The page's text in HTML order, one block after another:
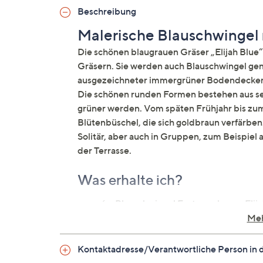
Beschreibung
Malerische
Die schönen blaugrauen Gräser „Elijah
Gräsern. Sie werden auch Blauschwingel
ausgezeichneter immergrüner
Die schönen runden Formen bestehen aus
grüner werden. Vom späten Frühjahr bis
Blütenbüschel, die sich goldbraun
Solitär, aber auch in Gruppen, zum
der Terrasse.
Was erhalte ich?
6 x Blauschwingel Festuca glauca
Auf einen Blick
Ziergras
Kontaktadresse/Verantwortliche Person in